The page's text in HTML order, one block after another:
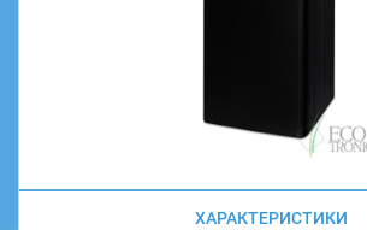
ХАРАКТЕРИСТИКИ